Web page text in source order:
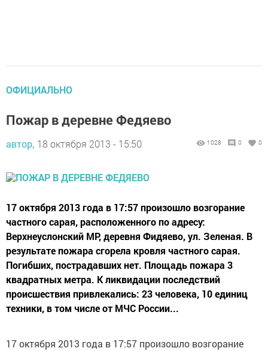
ОФИЦИАЛЬНО
Пожар в деревне Федяево
автор, 18 октября 2013 - 15:50 1028 0 0
17 октября 2013 года в 17:57 произошло возгорание
частного сарая, расположенного по адресу:
Верхнеуслонский МР, деревня Фидяево, ул. Зеленая. В
результате пожара сгорела кровля частного сарая.
Погибших, пострадавших нет. Площадь пожара 3
квадратных метра. К ликвидации последствий
происшествия привлекались: 23 человека, 10 единиц
техники, в том числе от МЧС России...
17 октября 2013 года в 17:57 произошло возгорание